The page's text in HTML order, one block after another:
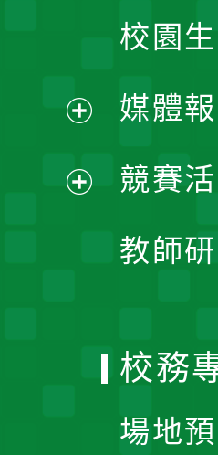
校園
媒體
競賽
教師
開
校務
場地